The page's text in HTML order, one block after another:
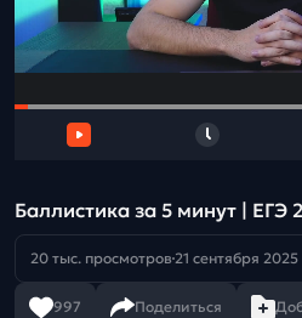
поддержка
и
Баллистика за 5
20 тыс. просмотров 21 сентября 2025
997 Поделиться